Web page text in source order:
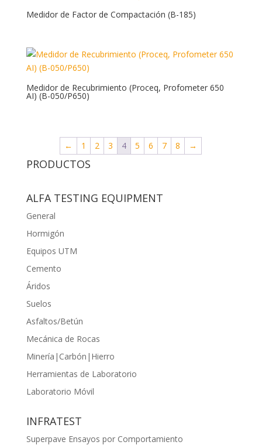
Medidor de Factor de Compactación (B-185)
Medidor de Recubrimiento (Proceq, Profometer 650
AI) (B-050/P650)
← 1 2 3 4 5 6 7 8 →
PRODUCTOS
ALFA TESTING EQUIPMENT
General
Hormigón
Equipos UTM
Cemento
Áridos
Suelos
Asfaltos/Betún
Mecánica de Rocas
Minería|Carbón|Hierro
Herramientas de Laboratorio
Laboratorio Móvil
INFRATEST
Superpave Ensayos por Comportamiento